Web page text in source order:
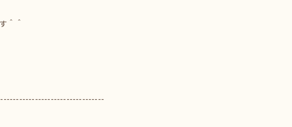
＾＾